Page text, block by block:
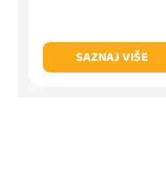
SAZNAJ VIŠE